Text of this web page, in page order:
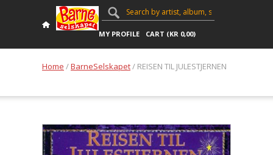
MY PROFILE CART (KR 0,00)
Home /BarneSelskapet/ REISEN TIL JULESTJERNEN